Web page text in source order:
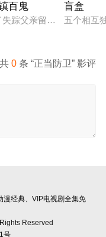
城南安相遇相知，他
百鬼
踪父亲留下的白事馆，
盲盒
五个相互
共0 条 “正当防卫” 影评
漫经典、VIP电视剧全集免
Reserved
号